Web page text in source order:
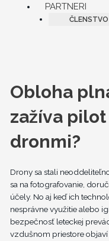
PARTNERI
ČLENSTVO
Obloha
zažíva
dronmi?
Drony sa stali
sa na fotografovanie,
účely. No aj keď ich
nesprávne využitie alebo
bezpečnosť leteckej
vzdušnom priestore objaví